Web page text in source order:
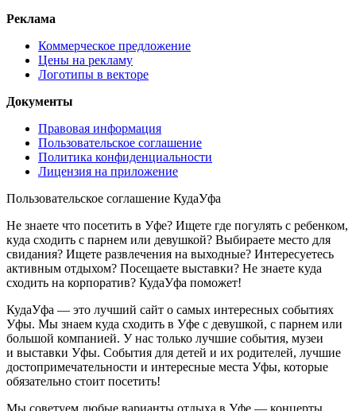
Реклама
Коммерческое предложение
Цены на рекламу
Логотипы в векторе
Документы
Правовая информация
Пользовательское соглашение
Политика конфиденциальности
Лицензия на приложение
Пользовательское соглашение КудаУфа
Не знаете что посетить в Уфе? Ищете где погулять с ребенком,
куда сходить с парнем или девушкой? Выбираете место для
свидания? Ищете развлечения на выходные? Интересуетесь
активным отдыхом? Посещаете выставки? Не знаете куда
сходить на корпоратив? КудаУфа поможет!
КудаУфа — это лучший сайт о самых интересных событиях
Уфы. Мы знаем куда сходить в Уфе с девушкой, с парнем или
большой компанией. У нас только лучшие события, музеи
и выставки Уфы. События для детей и их родителей, лучшие
достопримечательности и интересные места Уфы, которые
обязательно стоит посетить!